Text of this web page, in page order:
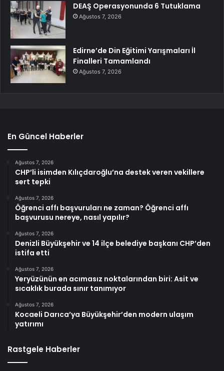
DEAŞ Operasyonunda 6 Tutuklama
Ağustos 7, 2026
Edirne’de Din Eğitimi Yarışmaları İl
Finalleri Tamamlandı
Ağustos 7, 2026
En Güncel Haberler
Ağustos 7, 2026
CHP’li isimden Kılıçdaroğlu’na destek veren vekillere
sert tepki
Ağustos 7, 2026
Öğrenci affı başvuruları ne zaman? Öğrenci affı
başvurusu nereye, nasıl yapılır?
Ağustos 7, 2026
Denizli Büyükşehir ve 14 ilçe belediye başkanı CHP’den
istifa etti
Ağustos 7, 2026
Yeryüzünün en acımasız noktalarından biri: Asit ve
sıcaklık burada sınır tanımıyor
Ağustos 7, 2026
Kocaeli Darıca’ya Büyükşehir’den modern ulaşım
yatırımı
Rastgele Haberler